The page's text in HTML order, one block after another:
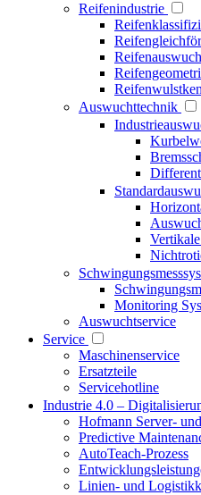
Reifenindustrie
Auswuchttechnik
Monitoring
Auswuchtservice
Service
Maschinenservice
Ersatzteile
Servicehotline
Industrie 4.0 –
Hofmann Server-
Predictive
AutoTeach-Prozess
Linien- und